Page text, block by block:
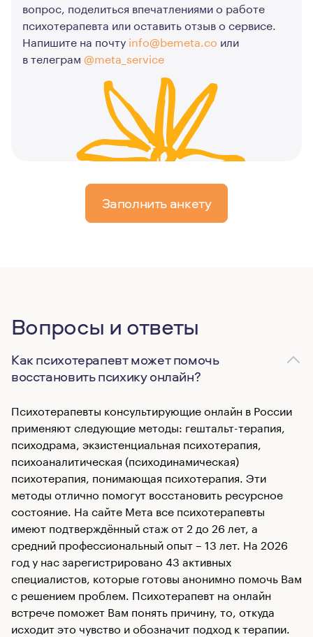
вопрос, поделиться впечатлениями о работе
психотерапевта или оставить отзыв о сервисе.
Напишите на почту info@bemeta.co или
в телеграм @meta_service
Заполнить анкету
Вопросы и ответы
Как психотерапевт может помочь
восстановить психику онлайн?
Психотерапевты консультирующие онлайн в России
применяют следующие методы: гештальт-терапия,
психодрама, экзистенциальная психотерапия,
психоаналитическая (психодинамическая)
психотерапия, понимающая психотерапия. Эти
методы отлично помогут восстановить ресурсное
состояние. На сайте Мета все психотерапевты
имеют подтверждённый стаж от 2 до 26 лет, а
средний профессиональный опыт – 13 лет. На 2026
год у нас зарегистрировано 43 активных
специалистов, которые готовы анонимно помочь Вам
с решением проблем. Психотерапевт на онлайн
встрече поможет Вам понять причину, то, откуда
исходит это чувство и обозначит подход к терапии.